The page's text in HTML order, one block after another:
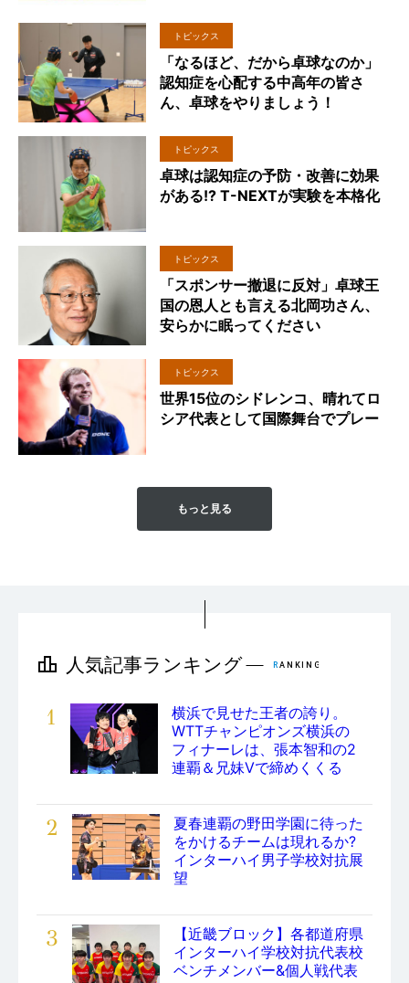
トピックス
「なるほど、だから卓球なのか」
認知症を心配する中高年の皆さ
ん、卓球をやりましょう！
トピックス
卓球は認知症の予防・改善に効果
がある!? T-NEXTが実験を本格化
トピックス
「スポンサー撤退に反対」卓球王
国の恩人とも言える北岡功さん、
安らかに眠ってください
トピックス
世界15位のシドレンコ、晴れてロ
シア代表として国際舞台でプレー
もっと見る
1
横浜で見せた王者の誇り。
WTTチャンピオンズ横浜の
フィナーレは、張本智和の2
連覇＆兄妹Vで締めくくる
2
夏春連覇の野田学園に待った
をかけるチームは現れるか?
インターハイ男子学校対抗展
望
3
【近畿ブロック】各都道府県
インターハイ学校対抗代表校
ベンチメンバー&個人戦代表